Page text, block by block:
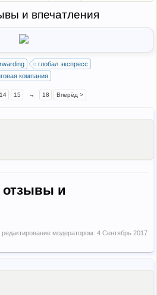
и впечатления
глобал экспресс
компания
14 15 → 18 Вперёд >
отзывы и
редактирование модератором: 4 Сентябрь 2017